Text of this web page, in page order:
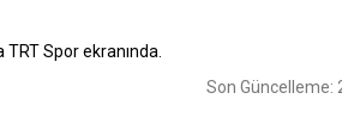
Spor ekranında.
Son Güncelleme: